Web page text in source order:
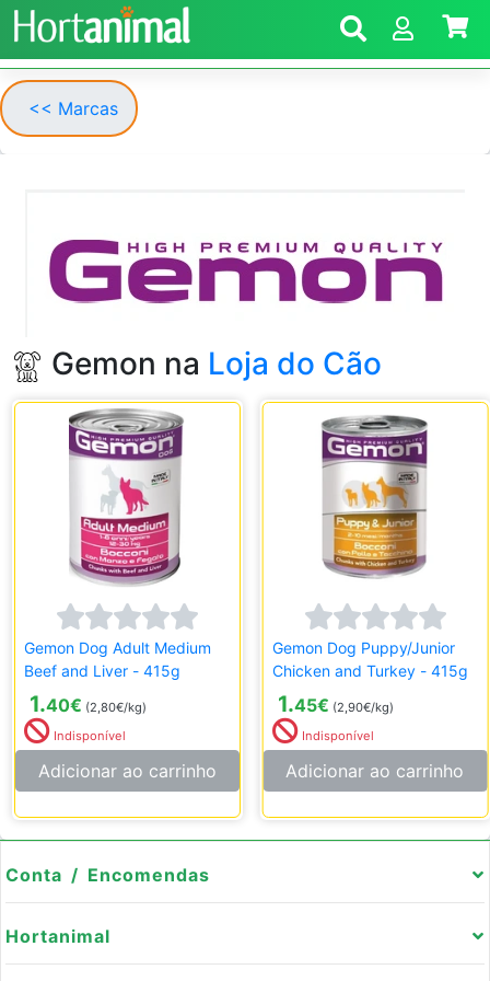
<< Marcas
Gemon na Loja do Cão
Gemon Dog Adult Medium
Beef and Liver - 415g
1.40€ (2,80€/kg)
Indisponível
Adicionar ao carrinho
Gemon Dog Puppy/Junior
Chicken and Turkey - 415g
1.45€ (2,90€/kg)
Indisponível
Adicionar ao carrinho
Conta / Encomendas
Hortanimal